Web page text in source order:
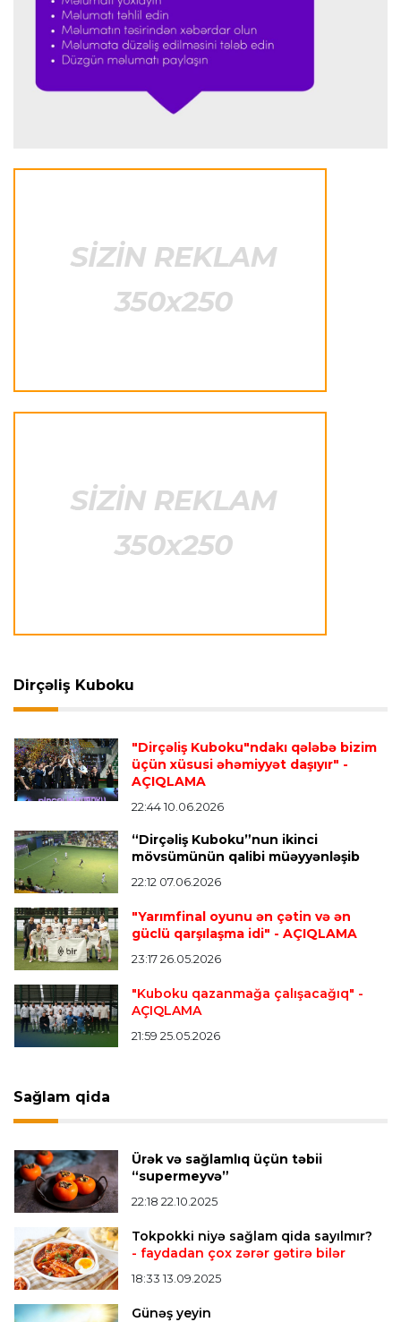
Formula-1 23:29 07.08.2026
"Antonellinin potensialına heç vaxt şübhə
etməmişəm"
"Onun istedadı uşaq yaşlarından bəlli idi"
Lukaku ilə "Monako" arasında danışıqlar
Transfer 23:09 07.08.2026
hazırlaşır
"Real" argentinalı futbolçusunu "Fiorentina"ya
icarəyə göndərdi
Transfer 22:57 07.08.2026
"Qranada" Zinəddin Zidanın oğlu ilə yollarını
ayırdı
Transfer 22:54 07.08.2026
"Mançester Siti" argentinalı qapıçını transfer
edir
Offside 19:46 07.08.2026
bürünc medalın sahibi müəyyənləşdi
Misli Premyer liqa 16:52 07.08.2026
"Zirə" Namik Ələskərovla yollarını ayırdı
Bütün xəbərlər >>>
Dirçəliş Kuboku
"Dirçəliş Kuboku"ndakı qələbə bizim
üçün xüsusi əhəmiyyət daşıyır" -
AÇIQLAMA
22:44 10.06.2026
“Dirçəliş Kuboku”nun ikinci
mövsümünün qalibi müəyyənləşib
22:12 07.06.2026
"Yarımfinal oyunu ən çətin və ən
güclü qarşılaşma idi" - AÇIQLAMA
23:17 26.05.2026
"Kuboku qazanmağa çalışacağıq" -
AÇIQLAMA
21:59 25.05.2026
Sağlam qida
Ürək və sağlamlıq üçün təbii
“supermeyvə”
22:18 22.10.2025
Tokpokki niyə sağlam qida sayılmır?
- faydadan çox zərər gətirə bilər
18:33 13.09.2025
Günəş yeyin